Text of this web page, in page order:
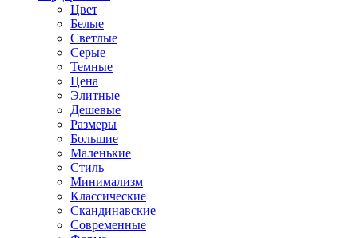
Цвет
Белые
Светлые
Серые
Темные
Цена
Элитные
Дешевые
Размеры
Большие
Маленькие
Стиль
Минимализм
Классические
Скандинавские
Современные